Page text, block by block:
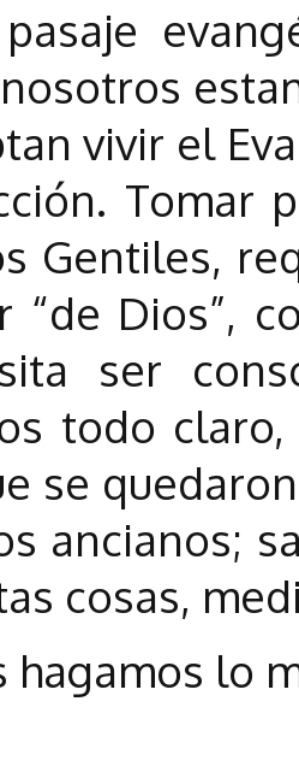
vivir el
Tomar
Gentiles,
“de Dios”,
ser
todo
se
ancianos;
cosas,
hagamos lo